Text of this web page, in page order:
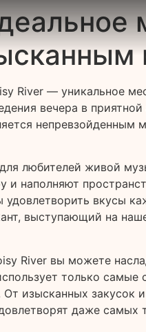
River — уникальное
вечера в
непревзойденным
любителей живой
наполняют
вкусы
выступающий на
River вы можете
только самые
изысканных
даже самых